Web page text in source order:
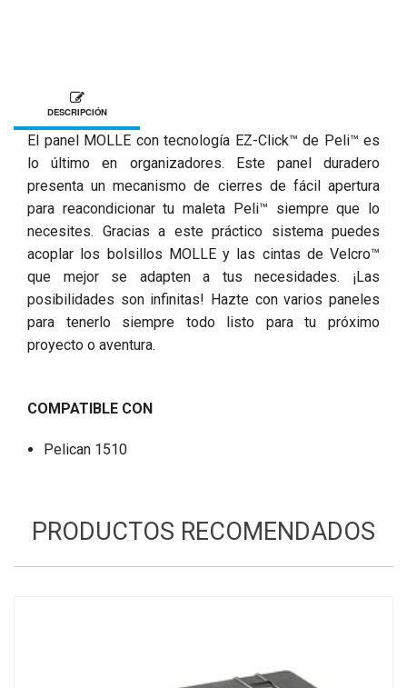
DESCRIPCIÓN
El panel MOLLE con tecnología EZ-Click™ de Peli™ es
lo último en organizadores. Este panel duradero
presenta un mecanismo de cierres de fácil apertura
para reacondicionar tu maleta Peli™ siempre que lo
necesites. Gracias a este práctico sistema puedes
acoplar los bolsillos MOLLE y las cintas de Velcro™
que mejor se adapten a tus necesidades. ¡Las
posibilidades son infinitas! Hazte con varios paneles
para tenerlo siempre todo listo para tu próximo
proyecto o aventura.
COMPATIBLE CON
Pelican 1510
PRODUCTOS RECOMENDADOS